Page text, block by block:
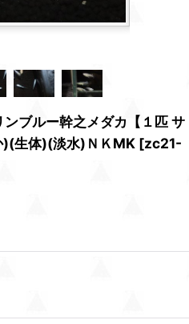
ンブルー幹之メダカ【１匹 サ
)(生体)(淡水)ＮＫMK [zc21-